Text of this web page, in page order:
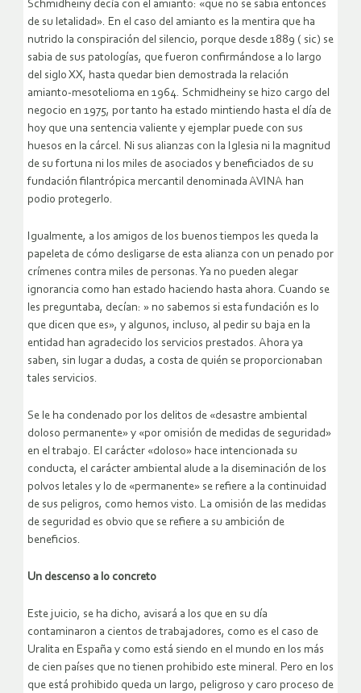
Schmidheiny decía con el amianto: «que no se sabia entonces
de su letalidad». En el caso del amianto es la mentira que ha
nutrido la conspiración del silencio, porque desde 1889 ( sic) se
sabia de sus patologías, que fueron confirmándose a lo largo
del siglo XX, hasta quedar bien demostrada la relación
amianto-mesotelioma en 1964. Schmidheiny se hizo cargo del
negocio en 1975, por tanto ha estado mintiendo hasta el día de
hoy que una sentencia valiente y ejemplar puede con sus
huesos en la cárcel. Ni sus alianzas con la Iglesia ni la magnitud
de su fortuna ni los miles de asociados y beneficiados de su
fundación filantrópica mercantil denominada AVINA han
podio protegerlo.
Igualmente, a los amigos de los buenos tiempos les queda la
papeleta de cómo desligarse de esta alianza con un penado por
crímenes contra miles de personas. Ya no pueden alegar
ignorancia como han estado haciendo hasta ahora. Cuando se
les preguntaba, decían: » no sabemos si esta fundación es lo
que dicen que es», y algunos, incluso, al pedir su baja en la
entidad han agradecido los servicios prestados. Ahora ya
saben, sin lugar a dudas, a costa de quién se proporcionaban
tales servicios.
Se le ha condenado por los delitos de «desastre ambiental
doloso permanente» y «por omisión de medidas de seguridad»
en el trabajo. El carácter «doloso» hace intencionada su
conducta, el carácter ambiental alude a la diseminación de los
polvos letales y lo de «permanente» se refiere a la continuidad
de sus peligros, como hemos visto. La omisión de las medidas
de seguridad es obvio que se refiere a su ambición de
beneficios.
Un descenso a lo concreto
Este juicio, se ha dicho, avisará a los que en su día
contaminaron a cientos de trabajadores, como es el caso de
Uralita en España y como está siendo en el mundo en los más
de cien países que no tienen prohibido este mineral. Pero en los
que está prohibido queda un largo, peligroso y caro proceso de